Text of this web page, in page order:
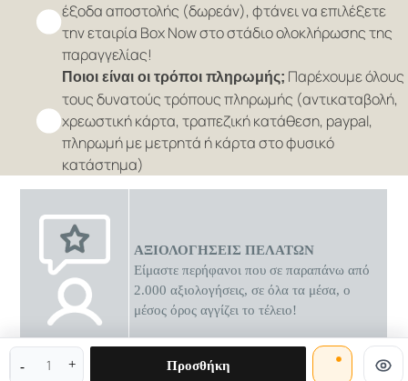
Προσθήκη
0 διαθέσιμες προσφορές
έξοδα αποστολής (δωρεάν), φτάνει να επιλέξετε
την εταιρία Box Now στο στάδιο ολοκλήρωσης της
παραγγελίας!
Ποιοι είναι οι τρόποι πληρωμής; Παρέχουμε όλους
τους δυνατούς τρόπους πληρωμής (αντικαταβολή,
χρεωστική κάρτα, τραπεζική κατάθεση, paypal,
πληρωμή με μετρητά ή κάρτα στο φυσικό
κατάστημα)
ΑΞΙΟΛΟΓΗΣΕΙΣ ΠΕΛΑΤΩΝ
Είμαστε περήφανοι που σε παραπάνω από
2.000 αξιολογήσεις, σε όλα τα μέσα, ο
μέσος όρος αγγίζει το τέλειο!